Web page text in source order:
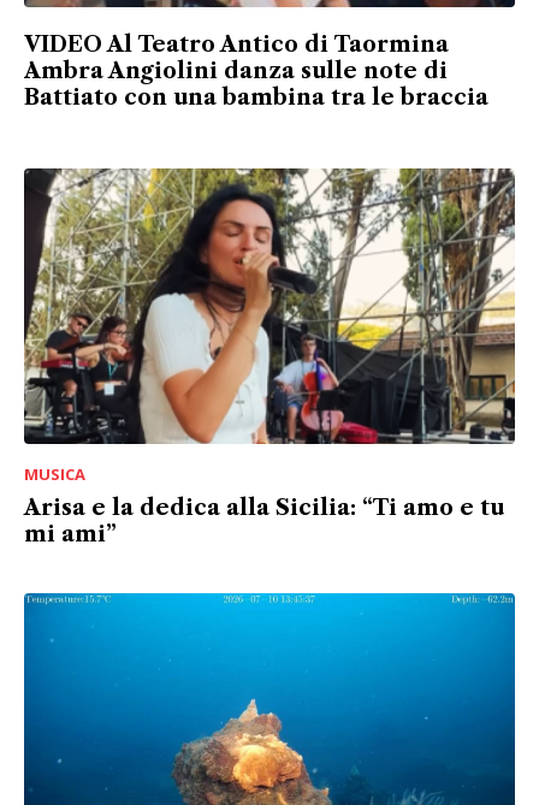
VIDEO Al Teatro Antico di Taormina
Ambra Angiolini danza sulle note di
Battiato con una bambina tra le braccia
MUSICA
Arisa e la dedica alla Sicilia: “Ti amo e tu
mi ami”